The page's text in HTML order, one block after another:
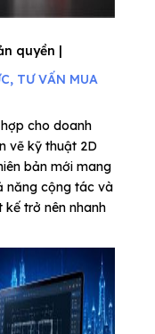
quyền |
, TƯ VẤN MUA
cho doanh
vẽ kỹ thuật 2D
bản mới mang
năng cộng tác và
kế trở nên nhanh